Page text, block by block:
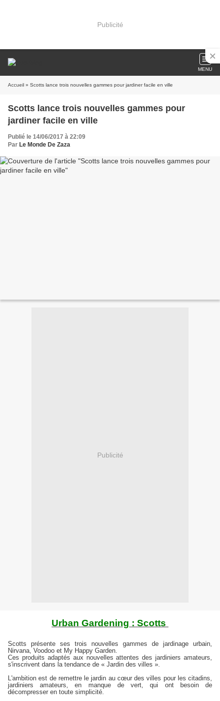
Publicité
MENU
Accueil » Scotts lance trois nouvelles gammes pour jardiner facile en ville
Scotts lance trois nouvelles gammes pour
jardiner facile en ville
Publié le 14/06/2017 à 22:09
Par Le Monde De Zaza
Publicité
Urban Gardening : Scotts
Scotts présente ses trois nouvelles gammes de jardinage urbain,
Nirvana, Voodoo et My Happy Garden.
Ces produits adaptés aux nouvelles attentes des jardiniers amateurs,
s'inscrivent dans la tendance de « Jardin des villes ».
L'ambition est de remettre le jardin au cœur des villes pour les citadins,
jardiniers amateurs, en manque de vert, qui ont besoin de
décompresser en toute simplicité.